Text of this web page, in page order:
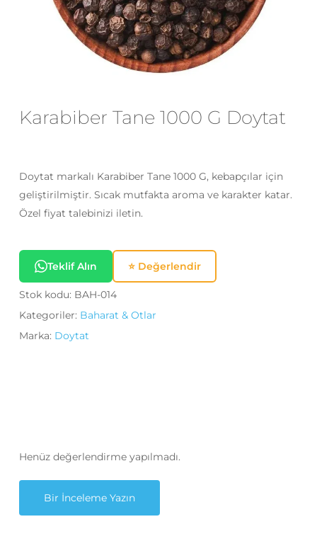
Karabiber Tane 1000 G Doytat
Doytat markalı Karabiber Tane 1000 G, kebapçılar için
geliştirilmiştir. Sıcak mutfakta aroma ve karakter katar.
Özel fiyat talebinizi iletin.
Teklif Alın ⭐ Değerlendir
Stok kodu: BAH-014
Kategoriler: Baharat & Otlar
Marka: Doytat
Henüz değerlendirme yapılmadı.
Bir İnceleme Yazın
E-posta*
kullanılması için adım, e-posta adresim